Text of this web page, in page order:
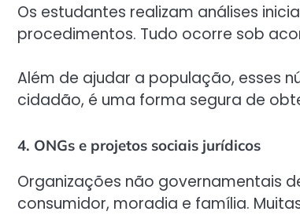
Os estudantes realizam análises
procedimentos. Tudo ocorre sob
Além de ajudar a população, esses
cidadão, é uma forma segura de
4. ONGs e projetos sociais jurídicos
Organizações não governamentais
consumidor, moradia e família.